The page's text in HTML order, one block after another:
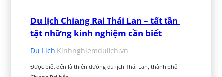
Du lịch Chiang Rai Thái Lan – tất tần
tật những kinh nghiệm cần biết
Du Lịch·Kinhnghiemdulich.vn
Được biết đến là thiên đường du lịch Thái Lan, thành phố